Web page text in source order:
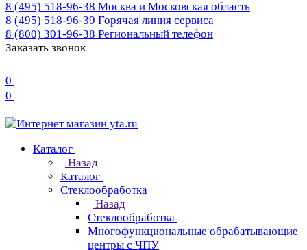
8 (495) 518-96-38 Москва и Московская область
8 (495) 518-96-39 Горячая линия сервиса
8 (800) 301-96-38 Региональный телефон
Заказать звонок
0
0
Каталог
Назад
Каталог
Стеклообработка
Назад
Стеклообработка
Многофункциональные обрабатывающие
центры с ЧПУ